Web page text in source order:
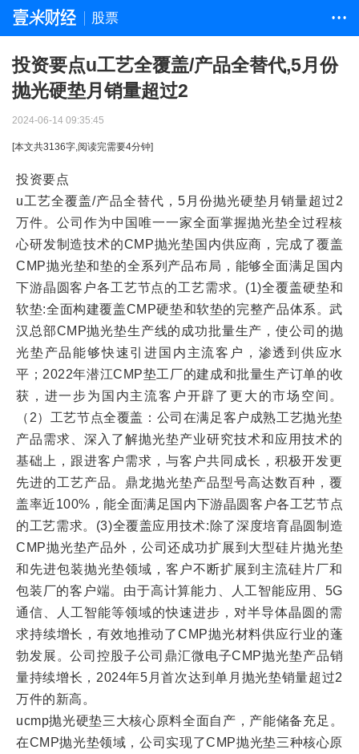
股票 • • •
投资要点u工艺全覆盖/产品全替代,5月份
抛光硬垫月销量超过2
2024-06-14 09:35:45
[本文共3136字,阅读完需要4分钟]
投资要点
u工艺全覆盖/产品全替代，5月份抛光硬垫月销量超过2
万件。公司作为中国唯一一家全面掌握抛光垫全过程核
心研发制造技术的CMP抛光垫国内供应商，完成了覆盖
CMP抛光垫和垫的全系列产品布局，能够全面满足国内
下游晶圆客户各工艺节点的工艺需求。(1)全覆盖硬垫和
软垫:全面构建覆盖CMP硬垫和软垫的完整产品体系。武
汉总部CMP抛光垫生产线的成功批量生产，使公司的抛
光垫产品能够快速引进国内主流客户，渗透到供应水
平；2022年潜江CMP垫工厂的建成和批量生产订单的收
获，进一步为国内主流客户开辟了更大的市场空间。
（2）工艺节点全覆盖：公司在满足客户成熟工艺抛光垫
产品需求、深入了解抛光垫产业研究技术和应用技术的
基础上，跟进客户需求，与客户共同成长，积极开发更
先进的工艺产品。鼎龙抛光垫产品型号高达数百种，覆
盖率近100%，能全面满足国内下游晶圆客户各工艺节点
的工艺需求。(3)全覆盖应用技术:除了深度培育晶圆制造
CMP抛光垫产品外，公司还成功扩展到大型硅片抛光垫
和先进包装抛光垫领域，客户不断扩展到主流硅片厂和
包装厂的客户端。由于高计算能力、人工智能应用、5G
通信、人工智能等领域的快速进步，对半导体晶圆的需
求持续增长，有效地推动了CMP抛光材料供应行业的蓬
勃发展。公司控股子公司鼎汇微电子CMP抛光垫产品销
量持续增长，2024年5月首次达到单月抛光垫销量超过2
万件的新高。
ucmp抛光硬垫三大核心原料全面自产，产能储备充足。
在CMP抛光垫领域，公司实现了CMP抛光垫三种核心原